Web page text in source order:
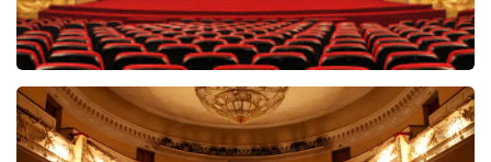
Willem van Oranje
59reviews